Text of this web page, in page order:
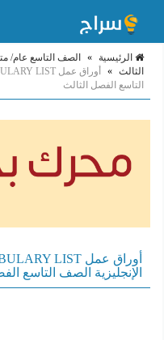
الرئيسية » الصف التاسع عام/
الثالث »
التاسع الفصل الثالث
الإنجليزية الصف التاسع